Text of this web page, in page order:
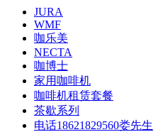
JURA
WMF
咖乐美
NECTA
咖博士
家用咖啡机
咖啡机租赁套餐
茶歇系列
电话18621829560娄先生